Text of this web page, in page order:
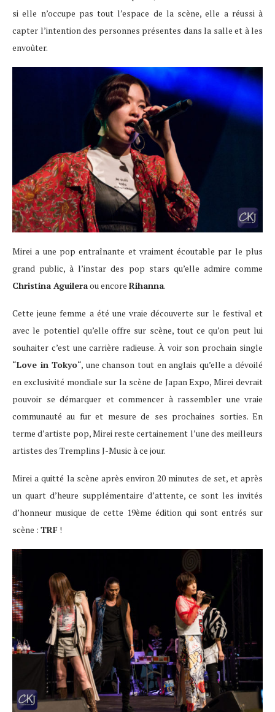
si elle n’occupe pas tout l’espace de la scène, elle a réussi à
capter l’intention des personnes présentes dans la salle et à les
envoûter.
Mirei a une pop entraînante et vraiment écoutable par le plus
grand public, à l’instar des pop stars qu’elle admire comme
Christina Aguileraou encore Rihanna.
Cette jeune femme a été une vraie découverte sur le festival et
avec le potentiel qu’elle offre sur scène, tout ce qu’on peut lui
souhaiter c’est une carrière radieuse. À voir son prochain single
“Love in Tokyo“, une chanson tout en anglais qu’elle a dévoilé
en exclusivité mondiale sur la scène de Japan Expo, Mirei devrait
pouvoir se démarquer et commencer à rassembler une vraie
communauté au fur et mesure de ses prochaines sorties. En
terme d’artiste pop, Mirei reste certainement l’une des meilleurs
artistes des Tremplins J-Music à ce jour.
Mirei a quitté la scène après environ 20 minutes de set, et après
un quart d’heure supplémentaire d’attente, ce sont les invités
d’honneur musique de cette 19ème édition qui sont entrés sur
scène : TRF !